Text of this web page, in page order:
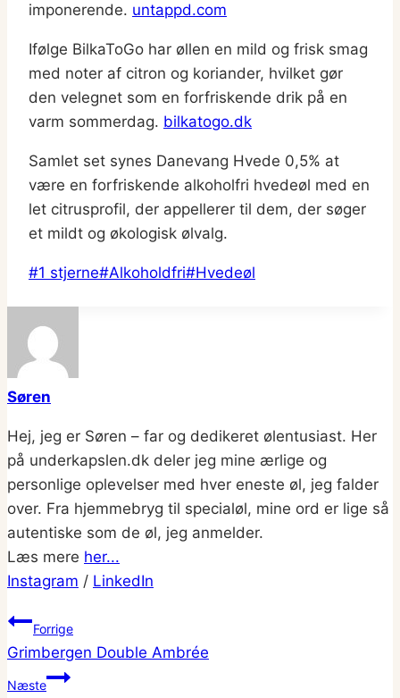
imponerende. untappd.com
Ifølge BilkaToGo har øllen en mild og frisk smag
med noter af citron og koriander, hvilket gør
den velegnet som en forfriskende drik på en
varm sommerdag. bilkatogo.dk
Samlet set synes Danevang Hvede 0,5% at
være en forfriskende alkoholfri hvedeøl med en
let citrusprofil, der appellerer til dem, der søger
et mildt og økologisk ølvalg.
Indlæg-
#1 stjerne#Alkoholdfri#Hvedeøl
Søren
Hej, jeg er Søren – far og dedikeret ølentusiast. Her
på underkapslen.dk deler jeg mine ærlige og
personlige oplevelser med hver eneste øl, jeg falder
over. Fra hjemmebryg til specialøl, mine ord er lige så
autentiske som de øl, jeg anmelder.
Læs mere her...
Instagram / LinkedIn
Indlægsnavigation
Forrige
Grimbergen Double Ambrée
Næste